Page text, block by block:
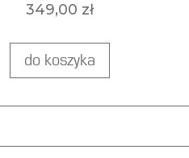
349,00 zł
do koszyka